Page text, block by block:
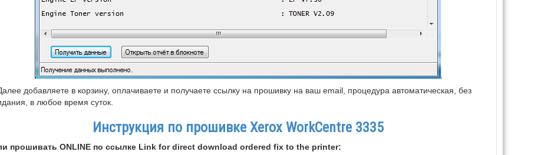
добавляете в корзину, оплачиваете и получаете ссылку на прошивку на ваш email, процедура автоматическая, без
в любое время суток.
Инструкция по прошивке Xerox WorkCentre 3335
прошивать ONLINE по ссылке Link for direct download ordered fix to the printer: